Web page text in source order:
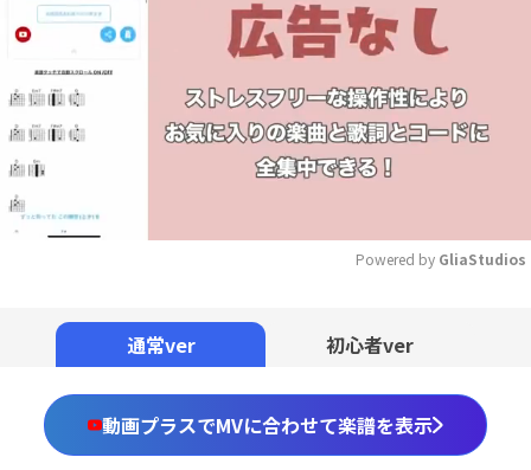
Powered by GliaStudios
通常ver 初心者ver
動画プラスでMVに合わせて楽譜を表示